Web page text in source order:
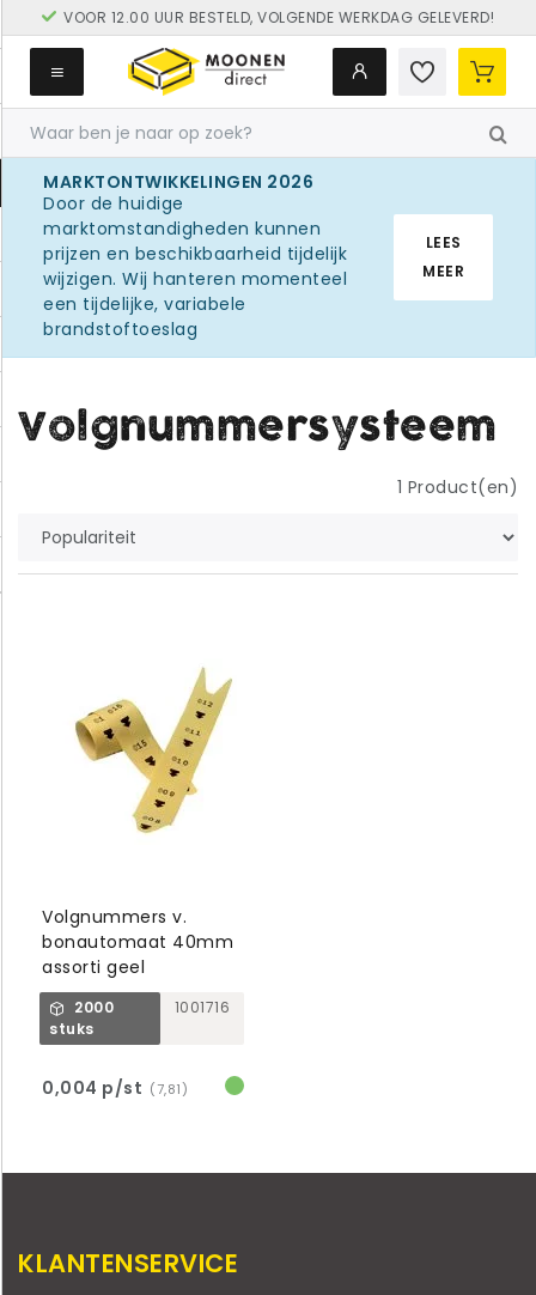
VOOR 12.00 UUR BESTELD, VOLGENDE WERKDAG GELEVERD!
GRATIS LEVERING VANAF € 250
MARKTONTWIKKELINGEN 2026
Door de huidige
marktomstandigheden kunnen
prijzen en beschikbaarheid tijdelijk
wijzigen. Wij hanteren momenteel
een tijdelijke, variabele
brandstoftoeslag
LEES
MEER
Volgnummersysteem
1 Product(en)
Volgnummers v.
bonautomaat 40mm
assorti geel
2000
stuks
1001716
0,004 p/st (7,81)
KLANTENSERVICE